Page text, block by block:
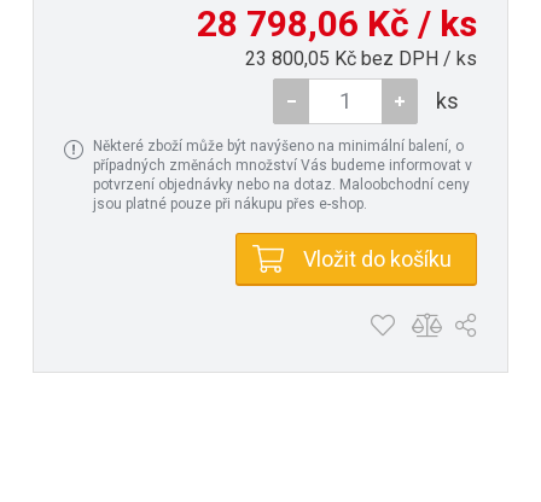
28 798,06 Kč / ks
23 800,05 Kč bez DPH / ks
ks
Některé zboží může být navýšeno na minimální balení, o
případných změnách množství Vás budeme informovat v
potvrzení objednávky nebo na dotaz. Maloobchodní ceny
jsou platné pouze při nákupu přes e-shop.
Vložit do košíku